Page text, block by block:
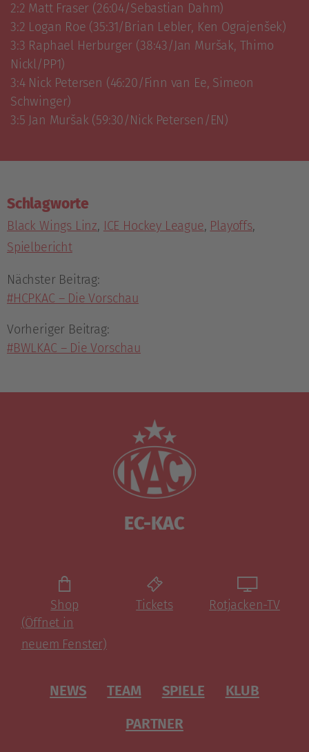
2:2 Matt Fraser (26:04/Sebastian Dahm)
3:2 Logan Roe (35:31/Brian Lebler, Ken Ograjenšek)
3:3 Raphael Herburger (38:43/Jan Muršak, Thimo
Nickl/PP1)
3:4 Nick Petersen (46:20/Finn van Ee, Simeon
Schwinger)
3:5 Jan Muršak (59:30/Nick Petersen/EN)
Schlagworte
Black Wings Linz, ICE Hockey League, Playoffs,
Spielbericht
Nächster Beitrag:
#HCPKAC – Die Vorschau
Vorheriger Beitrag:
#BWLKAC – Die Vorschau
EC-KAC
Shop
(Öffnet in
neuem Fenster)
Tickets Rotjacken-TV
NEWS TEAM SPIELE
KLUB
PARTNER